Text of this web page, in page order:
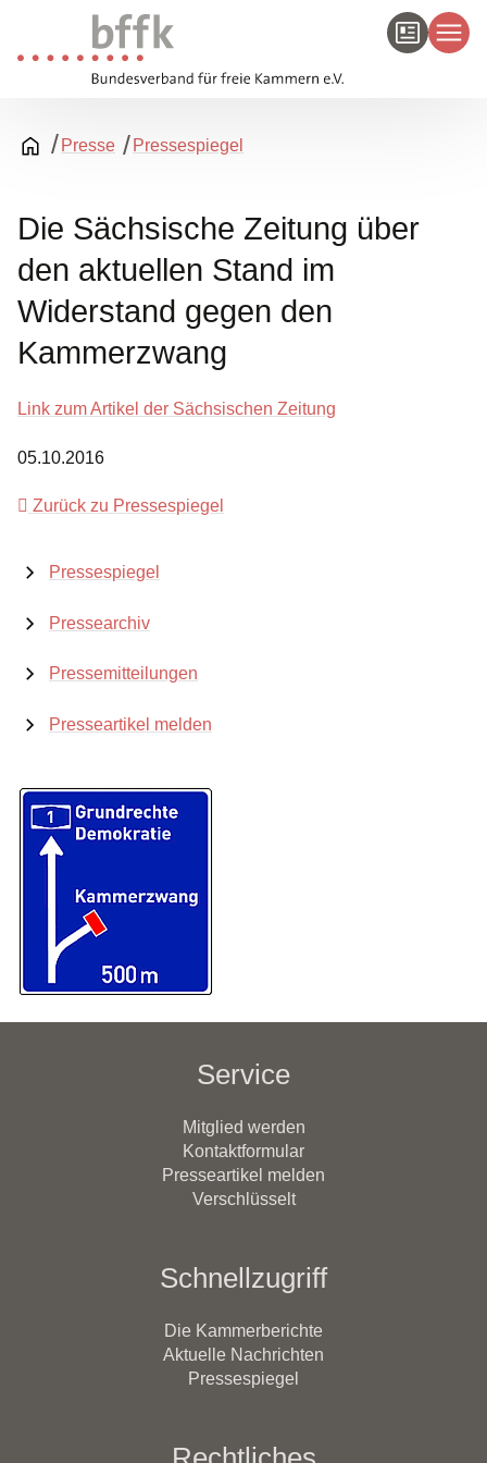
Presse Pressespiegel
Die Sächsische Zeitung über
den aktuellen Stand im
Widerstand gegen den
Kammerzwang
Link zum Artikel der Sächsischen Zeitung
05.10.2016
Zurück zu Pressespiegel
Pressespiegel
Pressearchiv
Pressemitteilungen
Presseartikel melden
Service
Mitglied werden
Kontaktformular
Presseartikel melden
Verschlüsselt
Schnellzugriff
Die Kammerberichte
Aktuelle Nachrichten
Pressespiegel